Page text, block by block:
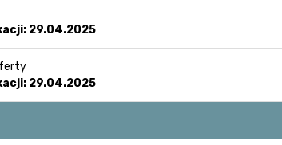
29.04.2025
29.04.2025